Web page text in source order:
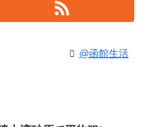
@函館生活